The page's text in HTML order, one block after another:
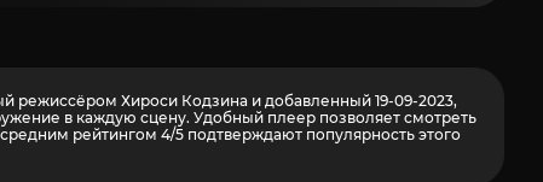
режиссёром Хироси Кодзина и добавленный 19-09-2023,
в каждую сцену. Удобный плеер позволяет смотреть
рейтингом 4/5 подтверждают популярность этого